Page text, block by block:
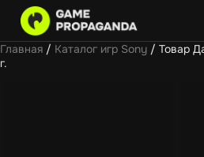
Главная / Каталог игр Sony / Товар
г.